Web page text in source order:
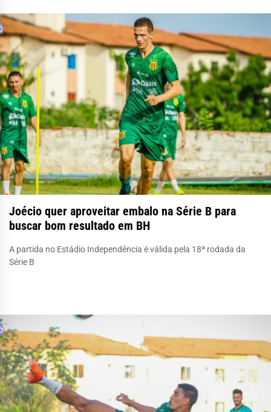
Joécio quer aproveitar embalo na Série B para
buscar bom resultado em BH
A partida no Estádio Independência é válida pela 18ª rodada da
Série B